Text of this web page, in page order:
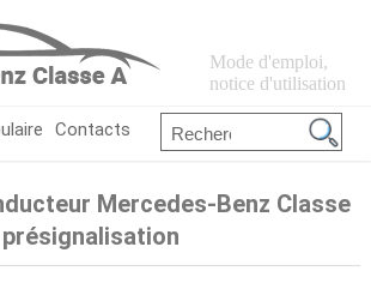
Mode d'emploi,
notice d'utilisation
Contacts
Mercedes-Benz Classe